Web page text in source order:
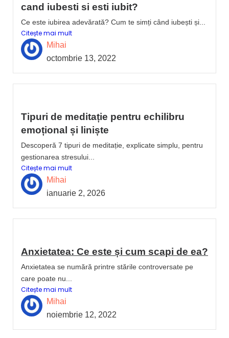
cand iubesti si esti iubit?
Ce este iubirea adevărată? Cum te simți când iubești și...
Citește mai mult
Mihai
octombrie 13, 2022
Tipuri de meditație pentru echilibru
emoțional și liniște
Descoperă 7 tipuri de meditație, explicate simplu, pentru
gestionarea stresului...
Citește mai mult
Mihai
ianuarie 2, 2026
Anxietatea: Ce este și cum scapi de ea?
Anxietatea se numără printre stările controversate pe
care poate nu...
Citește mai mult
Mihai
noiembrie 12, 2022